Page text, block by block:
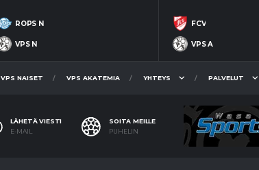
ROPS N
VPS N
FCV
VPS A
VPS NAISET VPS AKATEMIA YHTEYS PALVELUT
LÄHETÄ VIESTI
E-MAIL
SOITA MEILLE
PUHELIN